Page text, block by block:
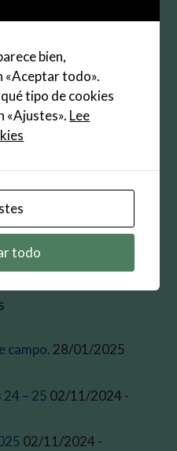
electrónico y web en
vez que
campo. 28/01/2025
24 – 25 02/11/2024 -
02/11/2024 -
bien,
«Aceptar todo».
tipo de cookies
«Ajustes». Lee
todo